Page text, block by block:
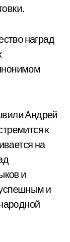
наград
Андрей
к
на
и
и